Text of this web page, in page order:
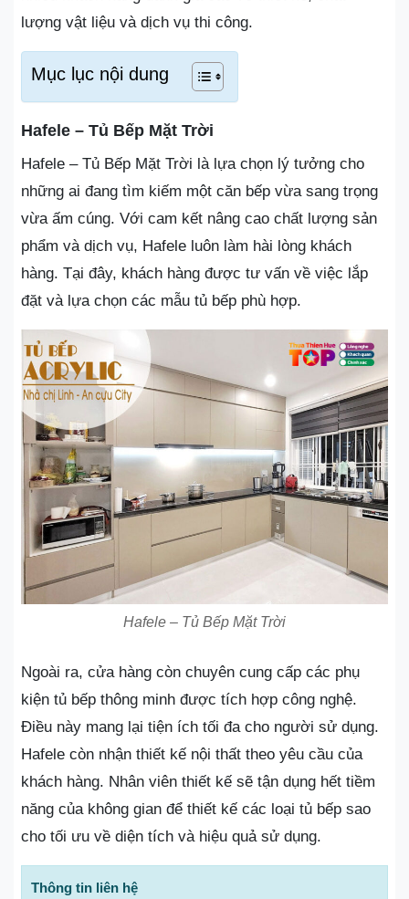
lượng vật liệu và dịch vụ thi công.
Mục lục nội dung
Hafele – Tủ Bếp Mặt Trời
Hafele – Tủ Bếp Mặt Trời là lựa chọn lý tưởng cho
những ai đang tìm kiếm một căn bếp vừa sang trọng
vừa ấm cúng. Với cam kết nâng cao chất lượng sản
phẩm và dịch vụ, Hafele luôn làm hài lòng khách
hàng. Tại đây, khách hàng được tư vấn về việc lắp
đặt và lựa chọn các mẫu tủ bếp phù hợp.
Hafele – Tủ Bếp Mặt Trời
Ngoài ra, cửa hàng còn chuyên cung cấp các phụ
kiện tủ bếp thông minh được tích hợp công nghệ.
Điều này mang lại tiện ích tối đa cho người sử dụng.
Hafele còn nhận thiết kế nội thất theo yêu cầu của
khách hàng. Nhân viên thiết kế sẽ tận dụng hết tiềm
năng của không gian để thiết kế các loại tủ bếp sao
cho tối ưu về diện tích và hiệu quả sử dụng.
Thông tin liên hệ